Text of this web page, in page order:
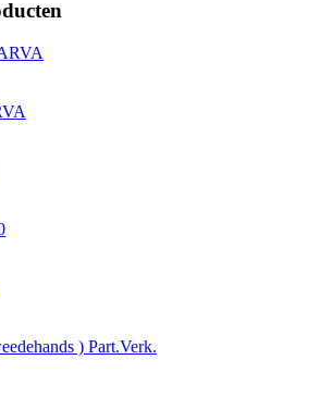
) Part.Verk.